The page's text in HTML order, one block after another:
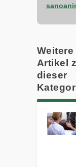
Weitere
Artikel
dieser